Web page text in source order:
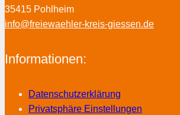
35415 Pohlheim
info@freiewaehler-kreis-giessen.de
Informationen:
Datenschutzerklärung
Privatsphäre Einstellungen